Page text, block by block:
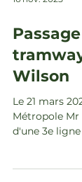
16 nov. 2025
Wilson
Le 21 mars
d'une 3e ligne